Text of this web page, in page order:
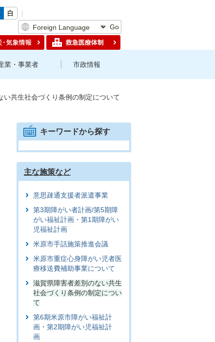
Go
業・事業者 市政情報
い共生社会づくり条例の制定について
キーワードから探す
主な施策など
意思疎通支援者派遣事業
第3期障がい者計画/第5期障
がい福祉計画・第1期障がい
児福祉計画
米原市手話施策推進会議
米原市重症心身障がい児者医
療移送費補助事業について
滋賀県障害者差別のない共生
社会づくり条例の制定につい
て
第6期米原市障がい福祉計
画・第2期障がい児福祉計
画